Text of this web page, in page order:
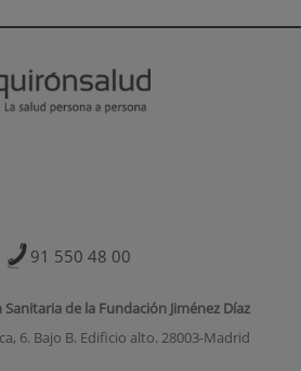
91 550 48 00
de la Fundación Jiménez Díaz
6. Bajo B. Edificio alto. 28003-Madrid